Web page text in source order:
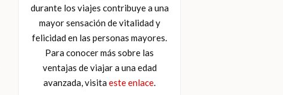
durante los viajes contribuye a una
mayor sensación de vitalidad y
felicidad en las personas mayores.
Para conocer más sobre las
ventajas de viajar a una edad
avanzada, visitaeste enlace.